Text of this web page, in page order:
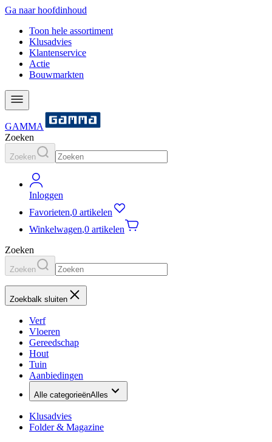
Ga naar hoofdinhoud
Toon hele assortiment
Klusadvies
Klantenservice
Actie
Bouwmarkten
GAMMA
Zoeken
Zoeken
Inloggen
Favorieten,0 artikelen
Winkelwagen,0 artikelen
Zoeken
Zoeken
Zoekbalk sluiten
Verf
Vloeren
Gereedschap
Hout
Tuin
Aanbiedingen
Alle categorieënAlles
Klusadvies
Folder & Magazine